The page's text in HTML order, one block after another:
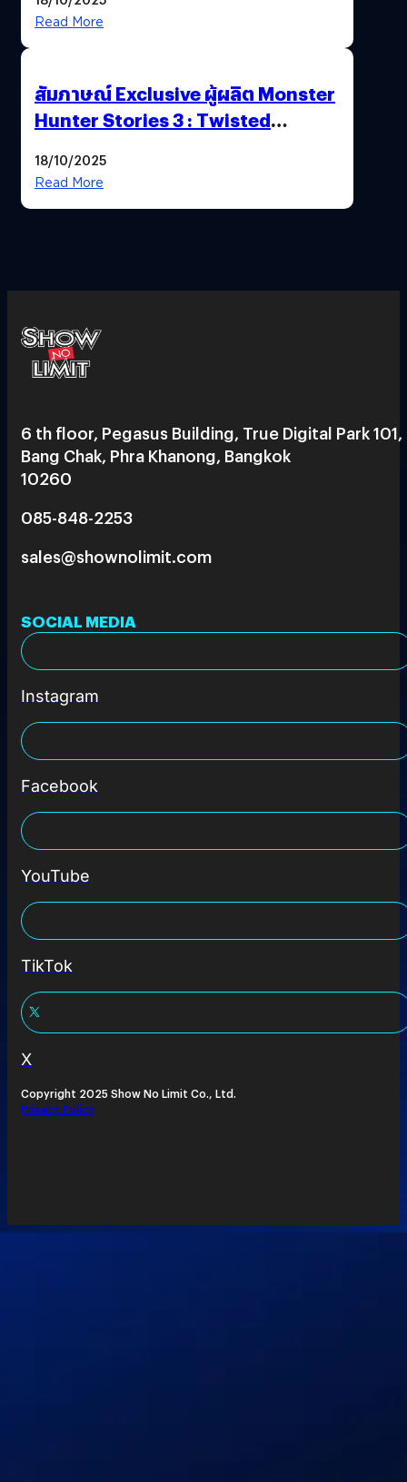
Read More
สัมภาษณ์ Exclusive ผู้ผลิต Monster
Hunter Stories 3 : Twisted
สวยฉ่ำ !
18/10/2025
Read More
6 th floor, Pegasus Building, True Digital Park 101,
Bang Chak, Phra Khanong, Bangkok
10260
085-848-2253
sales@shownolimit.com
SOCIAL MEDIA
Instagram
Facebook
YouTube
TikTok
X
Copyright 2025 Show No Limit Co., Ltd.
Privacy Policy